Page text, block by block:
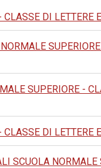
DI
SUPERIORE -
DI
SCUOLA NORMALE